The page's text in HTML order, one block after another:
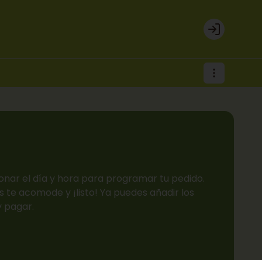
Login
el día y hora para programar tu pedido.
te acomode y ¡listo! Ya puedes añadir los
pagar.